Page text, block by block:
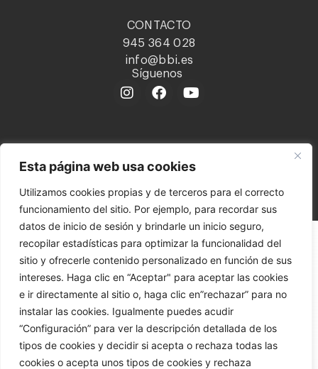
Esta página web usa cookies
Utilizamos cookies propias y de terceros para el correcto
funcionamiento del sitio. Por ejemplo, para recordar sus
datos de inicio de sesión y brindarle un inicio seguro,
recopilar estadísticas para optimizar la funcionalidad del
sitio y ofrecerle contenido personalizado en función de sus
intereses. Haga clic en “Aceptar" para aceptar las cookies
e ir directamente al sitio o, haga clic en”rechazar” para no
instalar las cookies. Igualmente puedes acudir
“Configuración” para ver la descripción detallada de los
tipos de cookies y decidir si acepta o rechaza todas las
cookies o acepta unos tipos de cookies y rechaza
CONTACTO
945 364 028
info@bbi.es
Síguenos
@ 2023 BERETTA BENELLI IBERICA, S.A. es parte de Beretta
Holding, S.A.
Política de privacidadAviso legalPolítica de cookies
Política interna del canal del informante